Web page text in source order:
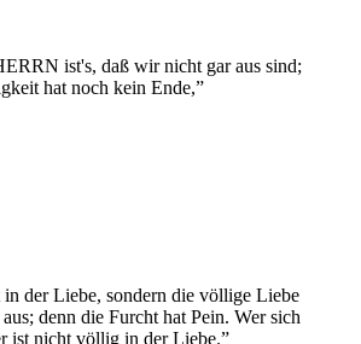
ist's, daß wir nicht gar aus sind;
hat noch kein Ende,”
der Liebe, sondern die völlige Liebe
denn die Furcht hat Pein. Wer sich
ist nicht völlig in der Liebe.”